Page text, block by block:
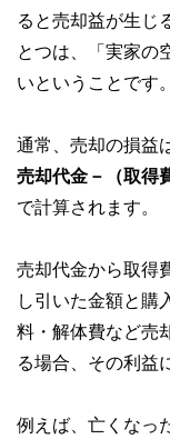
ると売却益が生じ
とつは、「実家の
いということです。
通常、売却の損益
売却代金－（取得
で計算されます。
売却代金から取得
し引いた金額と購
料・解体費など売
る場合、その利益
例えば、亡くなっ